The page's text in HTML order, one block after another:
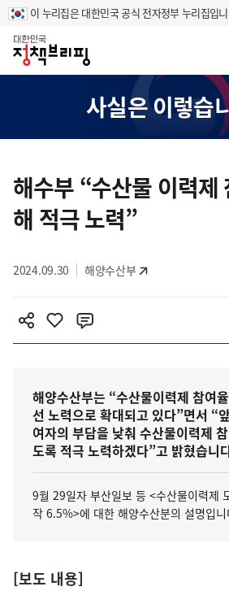
이 누리집은 대한민국 공식 전자정부 누리집입
홈
사실은 이렇습
텐
츠
영
해수부 “수산물 이력제
해 적극 노력”
2024.09.30 해양수산부
해양수산부는 “수산물이력제 참여
선 노력으로 확대되고 있다”면서 “
여자의 부담을 낮춰 수산물이력제
도록 적극 노력하겠다”고 밝혔습니
9월 29일자 부산일보 등 <수산물이력제
작 6.5%>에 대한 해양수산분의 설명입
[보도 내용]